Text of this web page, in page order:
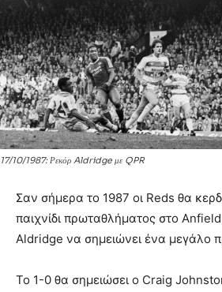
17/10/1987: Ρεκόρ Aldridge με QPR
Σαν σήμερα το 1987 οι Reds θα
παιχνίδι πρωταθλήματος στο
Aldridge να σημειώνει ένα μεγάλο
Το 1-0 θα σημειώσει ο Craig